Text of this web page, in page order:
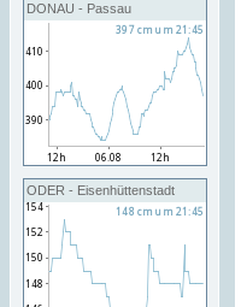
DONAU - Passau
ODER - Eisenhüttenstadt